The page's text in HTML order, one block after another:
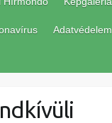
Adatvédelem